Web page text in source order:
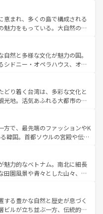
こともできる。 なお、新
ツ一覧 を参照してほしい。
ショッピング、エンターテイ
なスポットだ。一方、アメリカ
グランドキャニオンやイエロー
音楽と美食が融合した独特の
カの各地域で異なる魅力を楽
豊かな歴史を感じることができ
着のアメリカ
照してほしい。
恵まれ、多くの島で構成される
魅力をもっている。大自然の神
定番の観光地といえばオアフ
ならマウイ島やカウアイ島が
ーンに輝く海をはじめ、豊かな
人々を迎えてくれるハワイの
ードやハワイアンミュージッ
ど、すべてがハワイの魅力を彩
ハワイ情報
てほしい。
然と多様な文化が魅力の国。
シドニー・オペラハウス、オー
びえるウルル（エアーズロッ
原生林やケアンズの熱帯雨林な
また、カフェやワイン、オージ
しており、サーフィンやダイ
アウトドア好きにはたまらな
な魅力を存分に味わいつくそ
どり着く台湾は、多彩な文化と
光地。活気あふれる大都市の台
る台湾東部など、都市の喧騒
おり、訪れる人に新しい発見と
また、奥深い台湾の食文化も魅
など、バラエティ豊かな料理
新着の台湾情報は コンテンツ一覧を参
方で、最先端のファッションやK
韓国。首都ソウルの宮殿や伝統
折々の自然美を楽しむことが
焼肉、絶品のストリートフード
が待っている。夜には、韓国な
の多彩な魅力を心ゆくまで味
ほしい。 なお、新着の韓国情報はコンテンツ一
魅力的なベトナム。南北に細長
田園風景や青々とした山々、世
く。ハノイの古い町並みやホ
時代の建物も、独特の雰囲気を
ラエティの豊かさとおいしさで
する豊かな自然と歴史が息づく
ビルが立ち並ぶ一方、伝統的な